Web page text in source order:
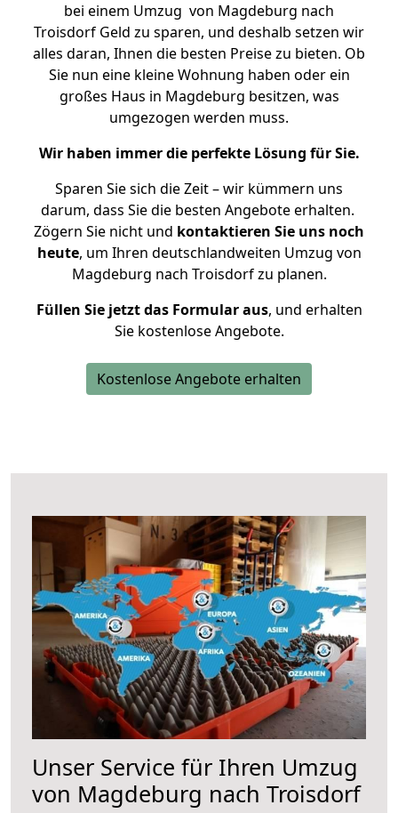
bei einem Umzug von Magdeburg nach
Troisdorf Geld zu sparen, und deshalb setzen wir
alles daran, Ihnen die besten Preise zu bieten. Ob
Sie nun eine kleine Wohnung haben oder ein
großes Haus in Magdeburg besitzen, was
umgezogen werden muss.
Wir haben immer die perfekte Lösung für Sie.
Sparen Sie sich die Zeit – wir kümmern uns
darum, dass Sie die besten Angebote erhalten.
Zögern Sie nicht und kontaktieren Sie uns noch
heute, um Ihren deutschlandweiten Umzug von
Magdeburg nach Troisdorf zu planen.
Füllen Sie jetzt das Formular aus, und erhalten
Sie kostenlose Angebote.
Kostenlose Angebote erhalten
Unser Service für Ihren Umzug
von Magdeburg nach Troisdorf